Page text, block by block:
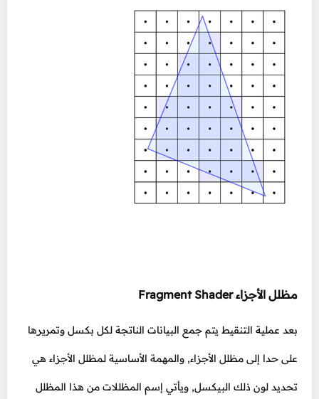
مظلل الأجزاء Fragment Shader
بعد عملية التنقيط يتم جمع البيانات الناتجة لكل بكسل وتمريرها
على حدا إلى مظلل الأجزاء, والمهمة الأساسية لمظلل الأجزاء هي
تحديد لون ذلك البيكسل, ويأتي إسم المظللات من هذا المظلل